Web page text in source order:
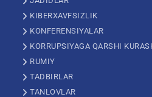
KIBERXAVFSIZLIK
KONFERENSIYALAR
KORRUPSIYAGA QARSHI
RUMIY
TADBIRLAR
TANLOVLAR